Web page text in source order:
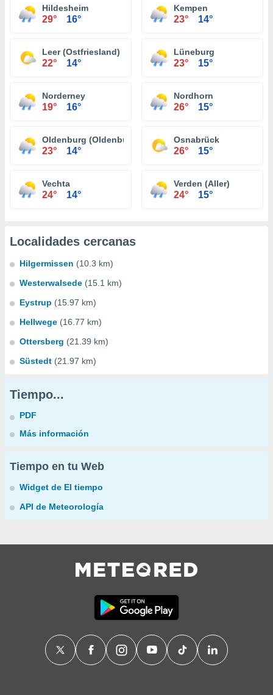
Hildesheim
29° 16°
Kempen
23° 14°
Leer (Ostfriesland)
22° 14°
Lüneburg
23° 15°
Norderney
19° 16°
Nordhorn
26° 15°
Oldenburg (Oldenburg)
23° 14°
Osnabrück
26° 15°
Vechta
24° 14°
Verden (Aller)
24° 15°
Localidades cercanas
Hilgermissen (10.3 km)
Westerwalsede (15.1 km)
Eystrup (15.97 km)
Hellwege (16.77 km)
Ottersberg (21.39 km)
Süstedt (21.97 km)
Tiempo...
PDF
Más información
Tiempo en tu Web
Widget de El tiempo
API de Meteorología